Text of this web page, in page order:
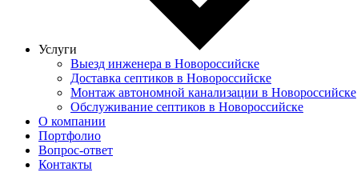
Услуги
Выезд инженера в Новороссийске
Доставка септиков в Новороссийске
Монтаж автономной канализации в Новороссийске
Обслуживание септиков в Новороссийске
О компании
Портфолио
Вопрос-ответ
Контакты